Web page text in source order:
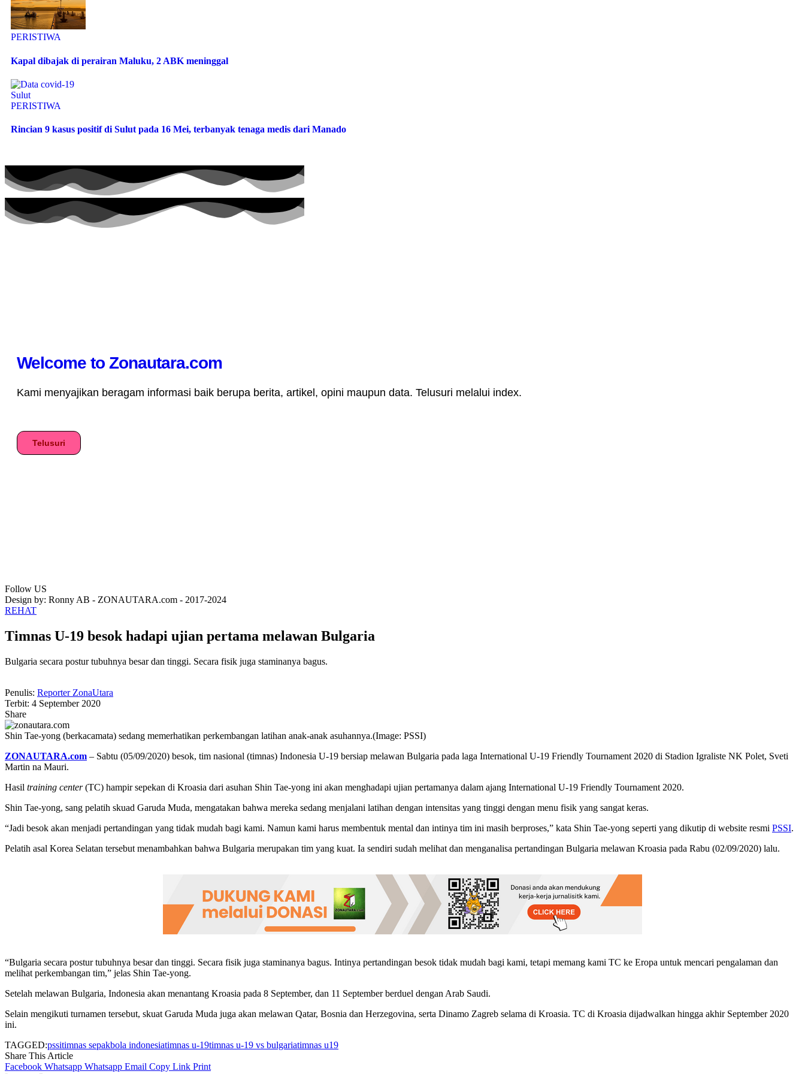
PERISTIWA
Kapal dibajak di perairan Maluku, 2 ABK meninggal
PERISTIWA
Rincian 9 kasus positif di Sulut pada 16 Mei, terbanyak tenaga medis dari Manado
Welcome to Zonautara.com
Kami menyajikan beragam informasi baik berupa berita, artikel, opini maupun data. Telusuri melalui index.
Telusuri
Follow US
Design by: Ronny AB - ZONAUTARA.com - 2017-2024
REHAT
Timnas U-19 besok hadapi ujian pertama melawan Bulgaria
Bulgaria secara postur tubuhnya besar dan tinggi. Secara fisik juga staminanya bagus.
Penulis: Reporter ZonaUtara
Terbit: 4 September 2020
Share
Shin Tae-yong (berkacamata) sedang memerhatikan perkembangan latihan anak-anak asuhannya.(Image: PSSI)
ZONAUTARA.com – Sabtu (05/09/2020) besok, tim nasional (timnas) Indonesia U-19 bersiap melawan Bulgaria pada laga International U-19 Friendly Tournament 2020 di Stadion Igraliste NK Polet, Sveti
Martin na Mauri.
Hasil training center(TC) hampir sepekan di Kroasia dari asuhan Shin Tae-yong ini akan menghadapi ujian pertamanya dalam ajang International U-19 Friendly Tournament 2020.
Shin Tae-yong, sang pelatih skuad Garuda Muda, mengatakan bahwa mereka sedang menjalani latihan dengan intensitas yang tinggi dengan menu fisik yang sangat keras.
“Jadi besok akan menjadi pertandingan yang tidak mudah bagi kami. Namun kami harus membentuk mental dan intinya tim ini masih berproses,” kata Shin Tae-yong seperti yang dikutip di website resmi PSSI.
Pelatih asal Korea Selatan tersebut menambahkan bahwa Bulgaria merupakan tim yang kuat. Ia sendiri sudah melihat dan menganalisa pertandingan Bulgaria melawan Kroasia pada Rabu (02/09/2020) lalu.
“Bulgaria secara postur tubuhnya besar dan tinggi. Secara fisik juga staminanya bagus. Intinya pertandingan besok tidak mudah bagi kami, tetapi memang kami TC ke Eropa untuk mencari pengalaman dan
melihat perkembangan tim,” jelas Shin Tae-yong.
Setelah melawan Bulgaria, Indonesia akan menantang Kroasia pada 8 September, dan 11 September berduel dengan Arab Saudi.
Selain mengikuti turnamen tersebut, skuat Garuda Muda juga akan melawan Qatar, Bosnia dan Herzegovina, serta Dinamo Zagreb selama di Kroasia. TC di Kroasia dijadwalkan hingga akhir September 2020
ini.
TAGGED:pssitimnas sepakbola indonesiatimnas u-19timnas u-19 vs bulgariatimnas u19
Share This Article
Facebook Whatsapp Whatsapp Email Copy Link Print